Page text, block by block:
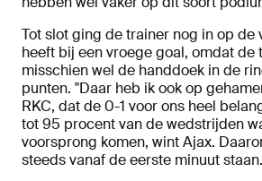
Tot slot ging de trainer nog in op de
heeft bij een vroege goal, omdat de
misschien wel de handdoek in de
punten. "Daar heb ik ook op
RKC, dat de 0-1 voor ons heel
tot 95 procent van de wedstrijden
voorsprong komen, wint Ajax.
steeds vanaf de eerste minuut